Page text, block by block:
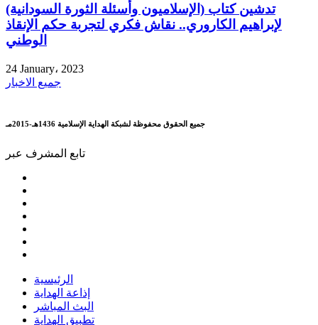
تدشين كتاب (الإسلاميون وأسئلة الثورة السودانية)
لإبراهيم الكاروري.. نقاش فكري لتجربة حكم الإنقاذ
الوطني
24 January، 2023
جميع الاخبار
جميع الحقوق محفوظة لشبكة الهداية الإسلامية 1436هـ-2015مـ
تابع المشرف عبر
الرئيسية
إذاعة الهداية
البث المباشر
تطبيق الهداية